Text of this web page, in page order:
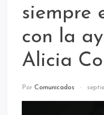
siempre
con la
Alicia
Por Comunicados